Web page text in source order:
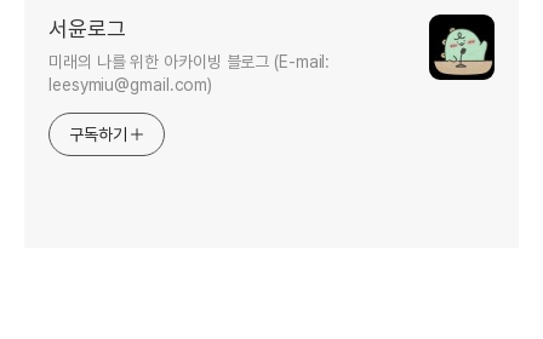
서윤로그
미래의 나를 위한 아카이빙 블로그 (E-mail:
leesymiu@gmail.com)
구독하기